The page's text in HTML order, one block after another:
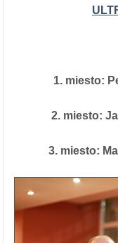
1. miesto:
2. miesto:
3. miesto: